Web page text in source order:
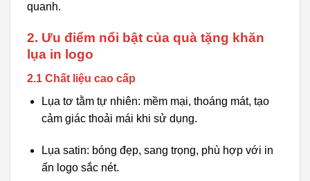
quanh.
2. Ưu điểm nổi bật của quà tặng khăn
lụa in logo
2.1 Chất liệu cao cấp
Lụa tơ tằm tự nhiên: mềm mại, thoáng mát, tạo
cảm giác thoải mái khi sử dụng.
Lụa satin: bóng đẹp, sang trọng, phù hợp với in
ấn logo sắc nét.